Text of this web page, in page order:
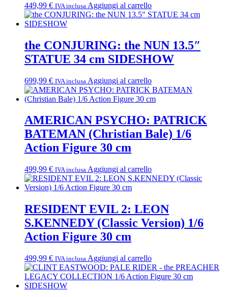
449,99 € IVA inclusa Aggiungi al carrello
the CONJURING: the NUN 13.5″
STATUE 34 cm SIDESHOW
699,99 € IVA inclusa Aggiungi al carrello
AMERICAN PSYCHO: PATRICK
BATEMAN (Christian Bale) 1/6
Action Figure 30 cm
499,99 € IVA inclusa Aggiungi al carrello
RESIDENT EVIL 2: LEON
S.KENNEDY (Classic Version) 1/6
Action Figure 30 cm
499,99 € IVA inclusa Aggiungi al carrello